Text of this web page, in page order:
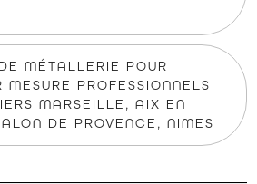
MÉTALLERIE POUR
MESURE PROFESSIONNELS
MARSEILLE, AIX EN
DE PROVENCE, NIMES